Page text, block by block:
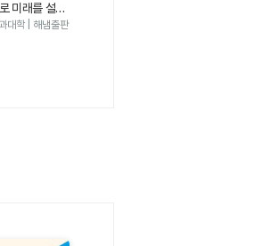
미래를 설계
대학 | 해냄출판